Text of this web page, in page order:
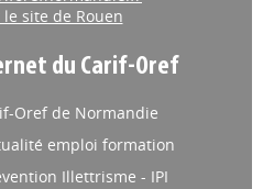
site de Rouen
du Carif-Oref
Oref de Normandie
emploi formation
Illettrisme - IPI